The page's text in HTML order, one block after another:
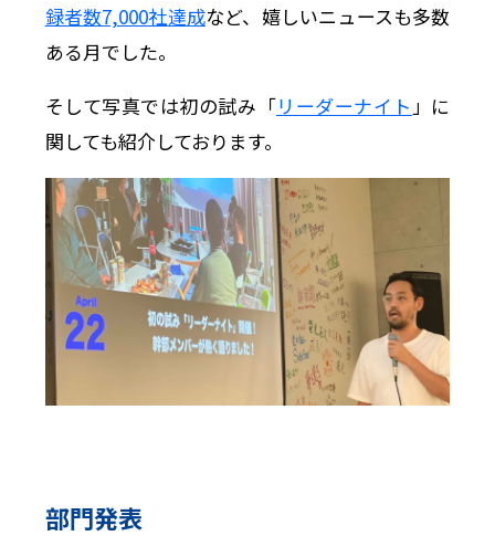
録者数7,000社達成など、嬉しいニュースも多数
ある月でした。
そして写真では初の試み「リーダーナイト 」に
関しても紹介しております。
部門発表